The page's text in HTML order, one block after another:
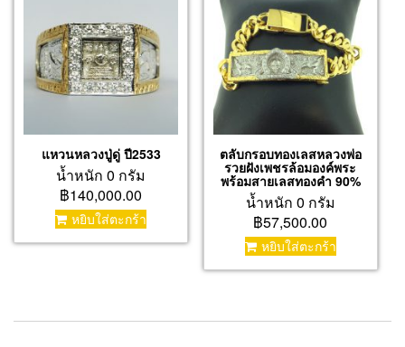
แหวนหลวงปู่ดู่ ปี2533
น้ำหนัก 0 กรัม
฿140,000.00
หยิบใส่ตะกร้า
ตลับกรอบทองเลสหลวงพ่อ
รวยฝังเพชรล้อมองค์พระ
พร้อมสายเลสทองคำ 90%
น้ำหนัก 0 กรัม
฿57,500.00
หยิบใส่ตะกร้า